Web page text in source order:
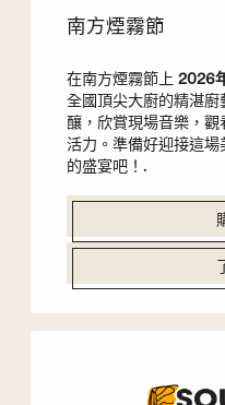
南方煙霧節
在南方煙霧節上 2026
全國頂尖大廚的精湛
釀，欣賞現場音樂，
活力。準備好迎接這
的盛宴吧！.